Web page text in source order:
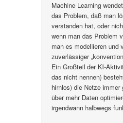
Machine Learning
das Problem, daß man
verstanden hat, oder
wenn man das Problem
man es modellieren und
zuverlässiger
Ein Großteil der KI-
das nicht nennen)
hirnlos) die Netze
über mehr Daten
irgendwann halbwegs